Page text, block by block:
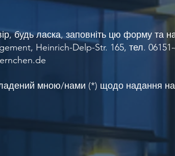
будь ласка, заповніть цю форму та
Heinrich-Delp-Str. 165, тел.
мною/нами (*) щодо надання